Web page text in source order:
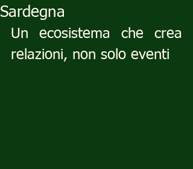
Sardegna
Un ecosistema che crea
relazioni, non solo eventi